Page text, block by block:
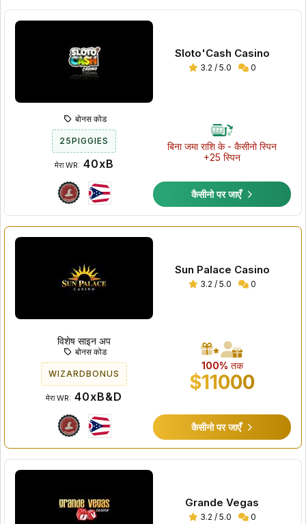
Sloto'Cash Casino
3.2 / 5.0 0
बिना जमा राशि के - कैसीनो स्पिन
+25 स्पिन
बोनस कोड
25PIGGIES
मेरा WR: 40xB
कैसीनो पर जाएँ
Sun Palace Casino
3.2 / 5.0 0
100% तक
$11000
विशेष साइन अप
बोनस कोड
WIZARDBONUS
मेरा WR: 40xB&D
कैसीनो पर जाएँ
Grande Vegas
3.2 / 5.0 0